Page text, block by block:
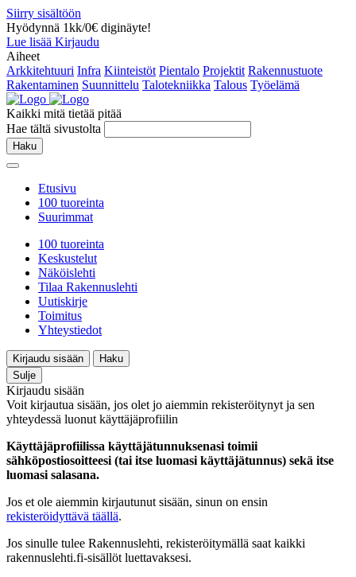
Siirry sisältöön
Hyödynnä 1kk/0€ diginäyte!
Lue lisää Kirjaudu
Aiheet
Arkkitehtuuri Infra Kiinteistöt Pientalo Projektit Rakennustuote
Rakentaminen Suunnittelu Talotekniikka Talous Työelämä
Kaikki mitä tietää pitää
Hae tältä sivustolta
Haku
Etusivu
100 tuoreinta
Suurimmat
100 tuoreinta
Keskustelut
Näköislehti
Tilaa Rakennuslehti
Uutiskirje
Toimitus
Yhteystiedot
Kirjaudu sisään
Haku
Sulje
Kirjaudu sisään
Voit kirjautua sisään, jos olet jo aiemmin rekisteröitynyt ja sen
yhteydessä luonut käyttäjäprofiilin
Käyttäjäprofiilissa käyttäjätunnuksenasi toimii
sähköpostiosoitteesi (tai itse luomasi käyttäjätunnus) sekä itse
luomasi salasana.
Jos et ole aiemmin kirjautunut sisään, sinun on ensin
rekisteröidyttävä täällä.
Jos sinulle tulee Rakennuslehti, rekisteröitymällä saat kaikki
rakennuslehti.fi-sisällöt luettavaksesi.